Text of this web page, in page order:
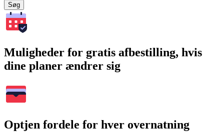
Søg
Muligheder for gratis afbestilling, hvis
dine planer ændrer sig
Optjen fordele for hver overnatning